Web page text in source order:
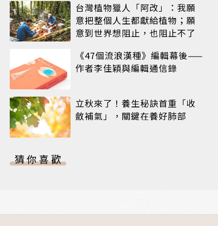
台灣植物獵人「阿改」：我願
意把整個人生都獻給植物；願
意到世界想阻止，也阻止不了
《47個流浪漢種》編輯幕後——
作者李佳穎與編輯通信錄
立秋來了！養生秘訣首重「收
斂補氣」，關鍵在養好肺部
猜你喜歡